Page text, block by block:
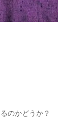
のかどうか？